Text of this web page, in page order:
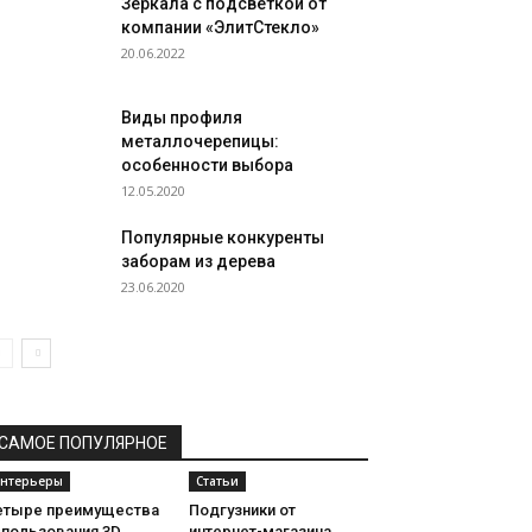
компании «ЭлитСтекло»
20.06.2022
Виды профиля
металлочерепицы:
особенности выбора
12.05.2020
Популярные конкуренты
заборам из дерева
23.06.2020
ПОПУЛЯРНОЕ
преимущества
Статьи
Подгузники от